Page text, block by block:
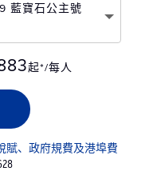
藍寶石公主號
起*/每人
賦、政府規費及港埠費